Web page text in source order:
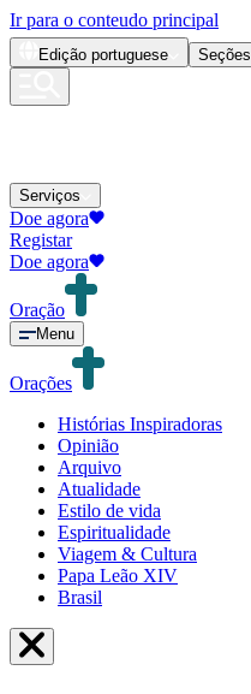
Ir para o conteudo principal
Edição portuguese Seções
Serviços
Doe agora
Registar
Doe agora
Oração
Menu
Orações
Histórias Inspiradoras
Opinião
Arquivo
Atualidade
Estilo de vida
Espiritualidade
Viagem & Cultura
Papa Leão XIV
Brasil